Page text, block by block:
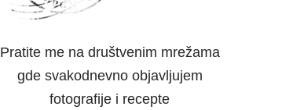
Pratite me na društvenim mrežama
gde svakodnevno objavljujem
fotografije i recepte